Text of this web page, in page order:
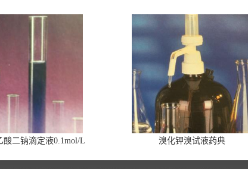
酸二钠滴定液0.1mol/L 溴化钾溴试液药典